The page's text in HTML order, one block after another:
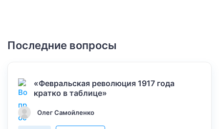
Последние вопросы
«Февральская революция 1917 года
кратко в таблице»
Олег Самойленко